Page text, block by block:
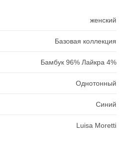
женский
Базовая коллекция
Бамбук 96% Лайкра 4%
Однотонный
Синий
Luisa Moretti